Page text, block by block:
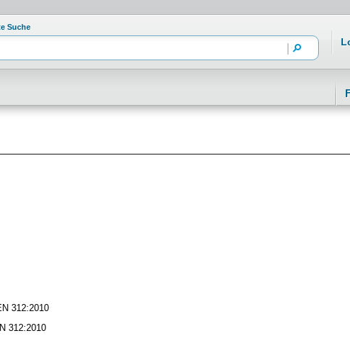
Suche
312:2010
312:2010